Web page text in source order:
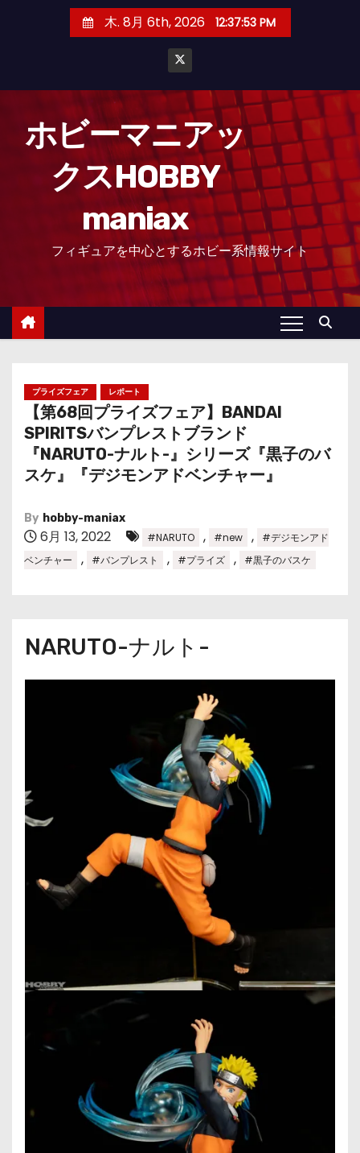
木. 8月 6th, 2026 12:37:56 PM
ホビーマニアッ
クスHOBBY
maniax
フィギュアを中心とするホビー系情報サイト
プライズフェア レポート
【第68回プライズフェア】BANDAI
SPIRITSバンプレストブランド
『NARUTO-ナルト-』シリーズ『黒子のバ
スケ』『デジモンアドベンチャー』
By hobby-maniax
6月 13, 2022 #NARUTO , #new ,
#デジモンアド
ベンチャー
, #バンプレスト , #プライズ , #黒子のバスケ
NARUTO-ナルト-